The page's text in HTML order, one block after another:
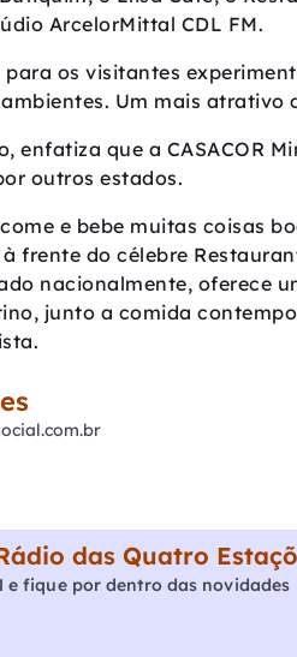
ArcelorMittal CDL FM.
os visitantes
Um mais atrativo
enfatiza que a CASACOR
outros estados.
e bebe muitas coisas
frente do célebre
nacionalmente, oferece
junto a comida
das Quatro
e fique por dentro das novidades